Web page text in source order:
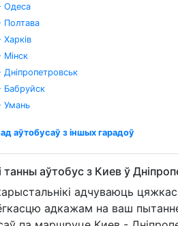
Одеса
Полтава
Харків
Мінск
Дніпропетровськ
Бабруйск
Умань
аўтобусаў з іншых гарадоў
танны аўтобус з Киев ў
адчуваюць
адкажам на ваш